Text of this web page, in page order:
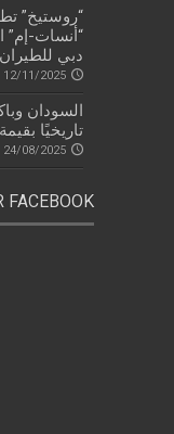
“أنسات-إم”
دبي للطيران 2025
12/11/2025
السودان
تاريخيًا بقيمة 1.5 مليار دولار
24/08/2025
FACEBOOK